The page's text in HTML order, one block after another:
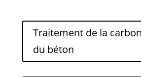
Traitement de la
du béton